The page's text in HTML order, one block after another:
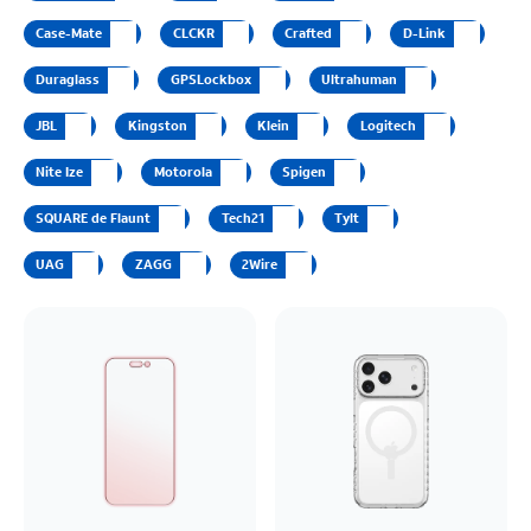
Case-Mate CLCKR Crafted D-Link
Duraglass GPSLockbox Ultrahuman
JBL Kingston Klein Logitech
Nite Ize Motorola Spigen
SQUARE de Flaunt Tech21 Tylt
UAG ZAGG 2Wire